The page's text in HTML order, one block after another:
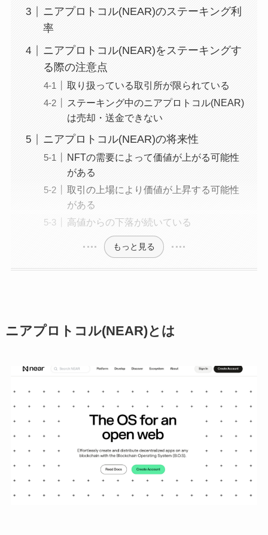
ニアプロトコル(NEAR)のステーキング利
率
ニアプロトコル(NEAR)をステーキングす
る際の注意点
取り扱っている取引所が限られている
ステーキング中のニアプロトコル(NEAR)
は売却・送金できない
ニアプロトコル(NEAR)の将来性
NFTの需要によって価値が上がる可能性
がある
取引の上場により価値が上昇する可能性
がある
高値からの下落が続いている
もっと見る
ニアプロトコル(NEAR)とは